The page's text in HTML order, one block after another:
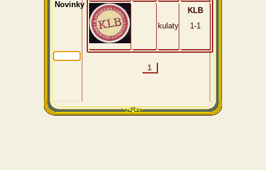
kulaty
KLB
1-1
1
Novinky